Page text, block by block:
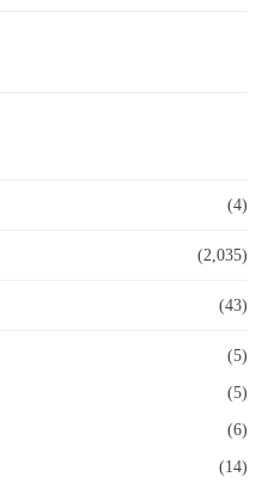
(4)
(2,035)
(43)
(5)
(5)
(6)
(14)